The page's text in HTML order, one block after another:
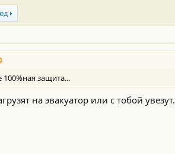
100%ная защита...
на эвакуатор или с тобой увезут.